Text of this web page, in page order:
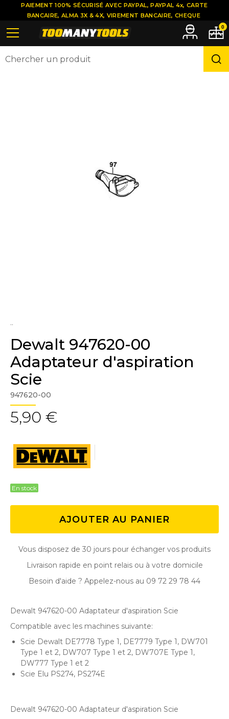
..
Dewalt 947620-00
Adaptateur d'aspiration
Scie
947620-00
5,90 €
En stock
AJOUTER AU PANIER
Vous disposez de 30 jours pour échanger vos produits
Livraison rapide en point relais ou à votre domicile
Besoin d'aide ? Appelez-nous au 09 72 29 78 44
Dewalt 947620-00 Adaptateur d'aspiration Scie
Compatible avec les machines suivante:
Scie Dewalt DE7778 Type 1, DE7779 Type 1, DW701
Type 1 et 2, DW707 Type 1 et 2, DW707E Type 1,
DW777 Type 1 et 2
Scie Elu PS274, PS274E
Dewalt 947620-00 Adaptateur d'aspiration Scie
PAIEMENT 100% SÉCURISÉ AVEC PAYPAL, PAYPAL 4x, CARTE
BANCAIRE, ALMA 3X & 4X, VIREMENT BANCAIRE, CHEQUE
0